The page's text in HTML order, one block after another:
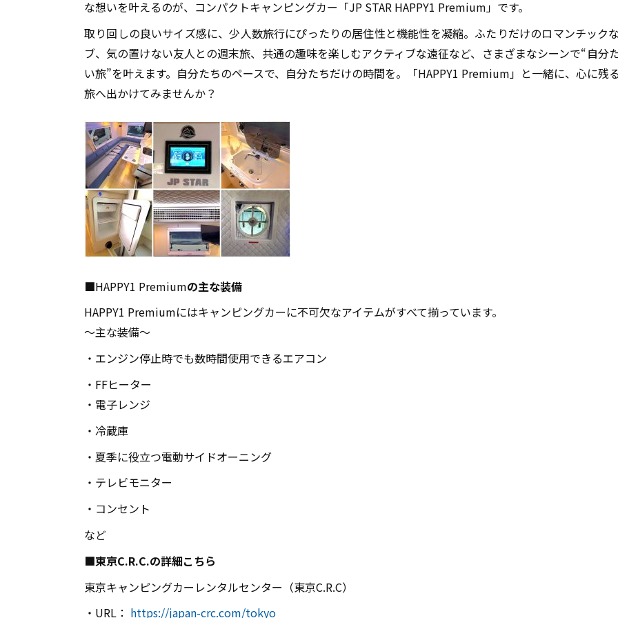
な想いを叶えるのが、コンパクトキャンピングカー「JP STAR HAPPY1 Premium」です。
取り回しの良いサイズ感に、少人数旅行にぴったりの居住性と機能性を凝縮。ふたりだけのロマンチック
ブ、気の置けない友人との週末旅、共通の趣味を楽しむアクティブな遠征など、さまざまなシーンで“自分
い旅”を叶えます。自分たちのペースで、自分たちだけの時間を。「HAPPY1 Premium」と一緒に、心に残
旅へ出かけてみませんか？
■HAPPY1 Premiumの主な装備
HAPPY1 Premiumにはキャンピングカーに不可欠なアイテムがすべて揃っています。
～主な装備～
・エンジン停止時でも数時間使用できるエアコン
・ FFヒーター
・電子レンジ
・冷蔵庫
・夏季に役立つ電動サイドオーニング
・テレビモニター
・コンセント
など
■東京C.R.C.の詳細こちら
東京キャンピングカーレンタルセンター（東京C.R.C）
・ URL ： https://japan-crc.com/tokyo